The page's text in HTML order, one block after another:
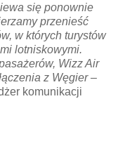
się ponownie
przenieść
w których turystów
lotniskowymi.
Wizz Air
z Węgier –
komunikacji